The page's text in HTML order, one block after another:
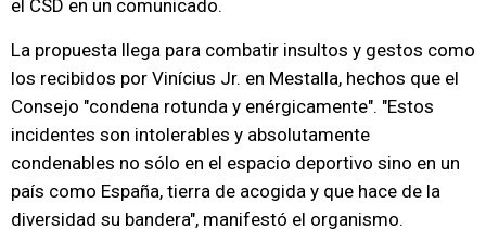
el CSD en un comunicado.
La propuesta llega para combatir insultos y gestos como
los recibidos por Vinícius Jr. en Mestalla, hechos que el
Consejo "condena rotunda y enérgicamente". "Estos
incidentes son intolerables y absolutamente
condenables no sólo en el espacio deportivo sino en un
país como España, tierra de acogida y que hace de la
diversidad su bandera", manifestó el organismo.